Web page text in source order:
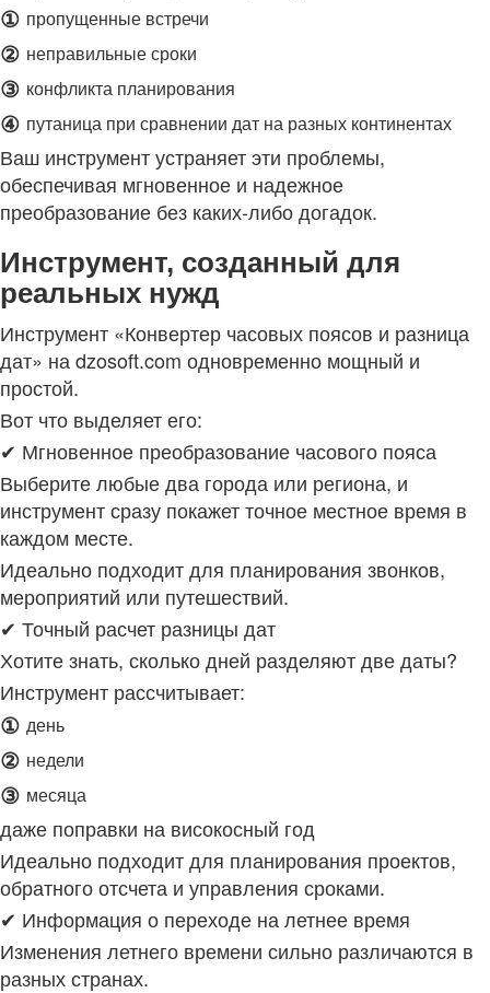
① пропущенные встречи
② неправильные сроки
③ конфликта планирования
④ путаница при сравнении дат на разных континентах
Ваш инструмент устраняет эти проблемы,
обеспечивая мгновенное и надежное
преобразование без каких-либо догадок.
Инструмент, созданный для
реальных нужд
Инструмент «Конвертер часовых поясов и разница
дат» на dzosoft.com одновременно мощный и
простой.
Вот что выделяет его:
✔ Мгновенное преобразование часового пояса
Выберите любые два города или региона, и
инструмент сразу покажет точное местное время в
каждом месте.
Идеально подходит для планирования звонков,
мероприятий или путешествий.
✔ Точный расчет разницы дат
Хотите знать, сколько дней разделяют две даты?
Инструмент рассчитывает:
① день
② недели
③ месяца
даже поправки на високосный год
Идеально подходит для планирования проектов,
обратного отсчета и управления сроками.
✔ Информация о переходе на летнее время
Изменения летнего времени сильно различаются в
разных странах.